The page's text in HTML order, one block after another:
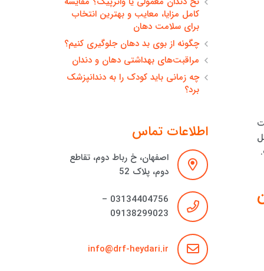
کامل مزایا، معایب و بهترین انتخاب
برای سلامت دهان
چگونه از بوی بد دهان جلوگیری کنیم؟
مراقبت‌های بهداشتی دهان و دندان
چه زمانی باید کودک را به دندانپزشک
برد؟
اطلاعات تماس
اصفهان، خ رباط دوم، تقاطع
دوم، پلاک 52
03134404756 –
09138299023
info@drf-heydari.ir